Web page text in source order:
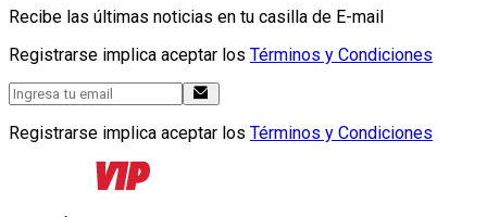
Recibe las últimas noticias en tu casilla de E-mail
Registrarse implica aceptar los Términos y Condiciones
Registrarse implica aceptar los Términos y Condiciones